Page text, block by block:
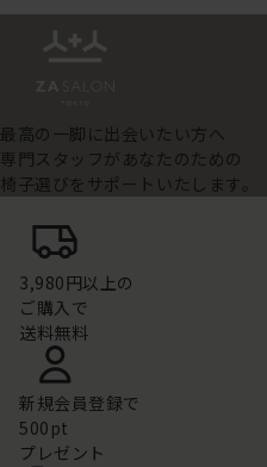
最高の一脚に出会いたい方へ
専門スタッフがあなたのための
椅子選びをサポートいたします。
3,980円以上の
ご購入で
送料無料
新規会員登録で
500pt
プレゼント